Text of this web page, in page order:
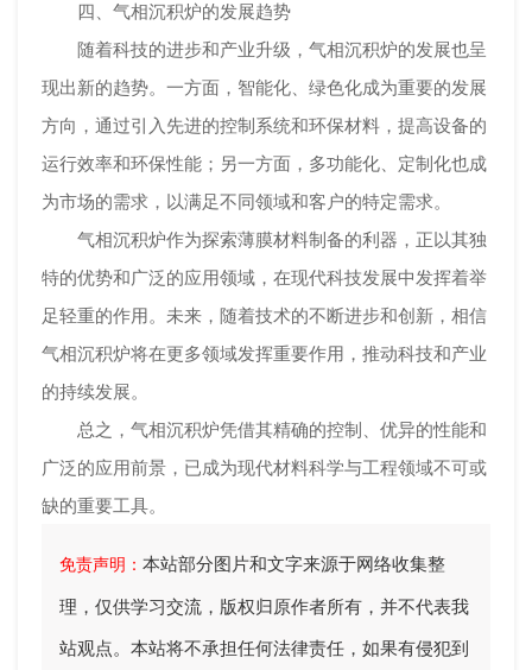
四、气相沉积炉的发展趋势
随着科技的进步和产业升级，气相沉积炉的发展也呈
现出新的趋势。一方面，智能化、绿色化成为重要的发展
方向，通过引入先进的控制系统和环保材料，提高设备的
运行效率和环保性能；另一方面，多功能化、定制化也成
为市场的需求，以满足不同领域和客户的特定需求。
气相沉积炉作为探索薄膜材料制备的利器，正以其独
特的优势和广泛的应用领域，在现代科技发展中发挥着举
足轻重的作用。未来，随着技术的不断进步和创新，相信
气相沉积炉将在更多领域发挥重要作用，推动科技和产业
的持续发展。
总之，气相沉积炉凭借其精确的控制、优异的性能和
广泛的应用前景，已成为现代材料科学与工程领域不可或
缺的重要工具。
免责声明： 本站部分图片和文字来源于网络收集整
理，仅供学习交流，版权归原作者所有，并不代表我
站观点。本站将不承担任何法律责任，如果有侵犯到